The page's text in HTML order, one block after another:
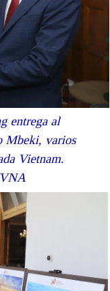
entrega al
Mbeki, varios
Vietnam.